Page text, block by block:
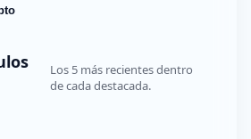
Los 5 más recientes dentro
de cada destacada.